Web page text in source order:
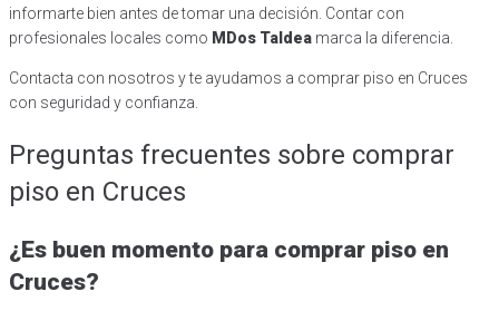
informarte bien antes de tomar una decisión. Contar con
profesionales locales como MDos Taldea marca la diferencia.
Contacta con nosotros y te ayudamos a comprar piso en Cruces
con seguridad y confianza.
Preguntas frecuentes sobre comprar
piso en Cruces
¿Es buen momento para comprar piso en
Cruces?